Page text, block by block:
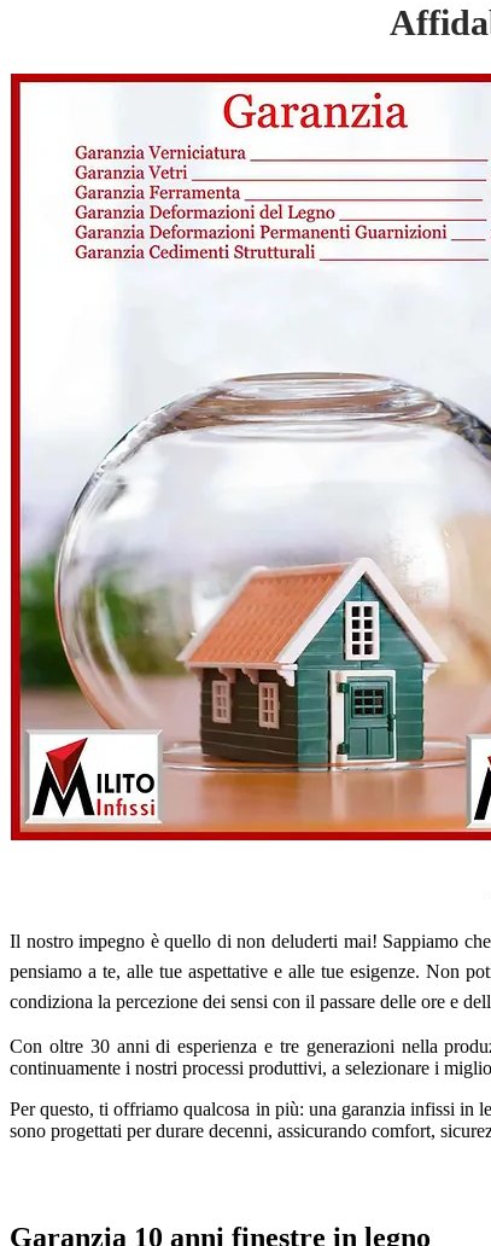
Il nostro impegno è quello di non deluderti mai! Sappiamo
pensiamo a te, alle tue aspettative e alle tue esigenze. Non
condiziona la percezione dei sensi con il passare delle ore e
Con oltre 30 anni di esperienza e tre generazioni nella
continuamente i nostri processi produttivi, a selezionare i
Per questo, ti offriamo qualcosa in più: una garanzia infissi in
sono progettati per durare decenni, assicurando comfort,
Garanzia 10 anni finestre in legno